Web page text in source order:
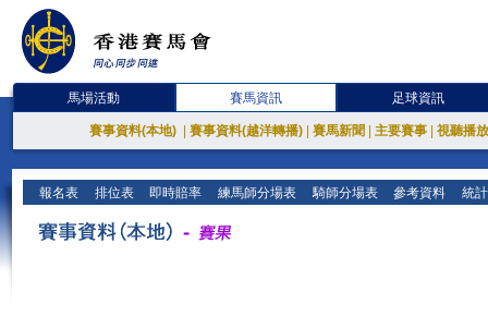
馬場活動 賽馬資訊 足球資訊
賽事資料(本地) 賽事資料(越洋轉播) 賽馬新聞 主要賽事 視聽播
報名表 排位表 即時賠率 練馬師分場表 騎師分場表 參考資料 統